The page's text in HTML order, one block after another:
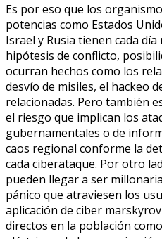
Es por eso que los
potencias como Estados
Israel y Rusia tienen cada
hipótesis de conflicto,
ocurran hechos como los
desvío de misiles, el hackeo
relacionadas. Pero también
el riesgo que implican los
gubernamentales o de
caos regional conforme la
cada ciberataque. Por otro
pueden llegar a ser
pánico que atraviesen los
aplicación de ciber
directos en la población